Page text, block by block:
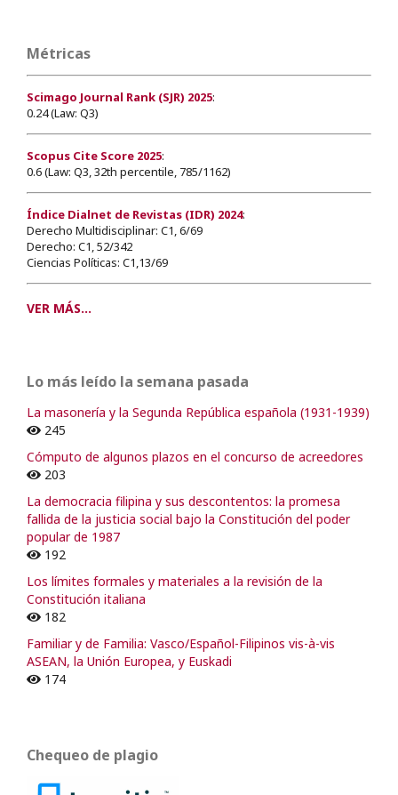
Métricas
Scimago Journal Rank (SJR) 2025:
0.24 (Law: Q3)
Scopus Cite Score 2025:
0.6 (Law: Q3, 32th percentile, 785/1162)
Índice Dialnet de Revistas (IDR) 2024:
Derecho Multidisciplinar: C1, 6/69
Derecho: C1, 52/342
Ciencias Políticas: C1,13/69
VER MÁS...
Lo más leído la semana pasada
La masonería y la Segunda República española (1931-1939)
245
Cómputo de algunos plazos en el concurso de acreedores
203
La democracia filipina y sus descontentos: la promesa
fallida de la justicia social bajo la Constitución del poder
popular de 1987
192
Los límites formales y materiales a la revisión de la
Constitución italiana
182
Familiar y de Familia: Vasco/Español-Filipinos vis-à-vis
ASEAN, la Unión Europea, y Euskadi
174
Chequeo de plagio